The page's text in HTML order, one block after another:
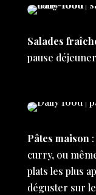
Salades
pause
Pâtes maison:
curry, ou
plats les plus
déguster sur